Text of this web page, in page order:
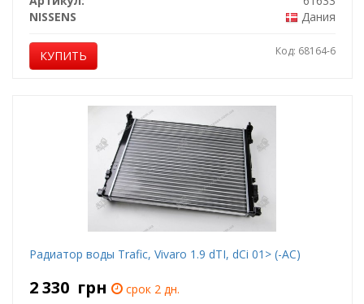
NISSENS
Дания
КУПИТЬ Код: 68164-6
Радиатор воды Trafic, Vivaro 1.9 dTI, dCi 01> (-AC)
2 330 грн
срок 2 дн.